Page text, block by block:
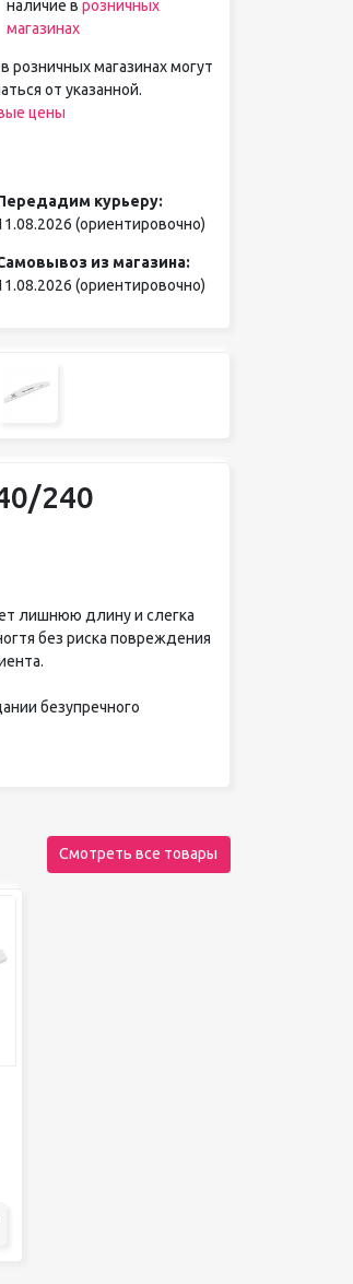
наличие в розничных
магазинах
розничных магазинах могут
от указанной.
цены
курьеру:
(ориентировочно)
из магазина:
(ориентировочно)
240
лишнюю длину и слегка
без риска повреждения
безупречного
Смотреть все товары